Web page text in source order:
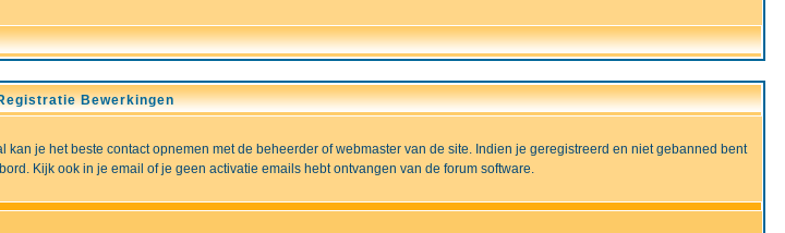
Bewerkingen
je het beste contact opnemen met de beheerder of webmaster van de site. Indien je geregistreerd en niet gebanned bent
Kijk ook in je email of je geen activatie emails hebt ontvangen van de forum software.